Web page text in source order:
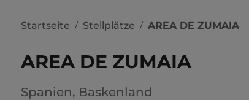
Startseite / Stellplätze / AREA DE ZUMAIA
AREA DE ZUMAIA
Spanien, Baskenland